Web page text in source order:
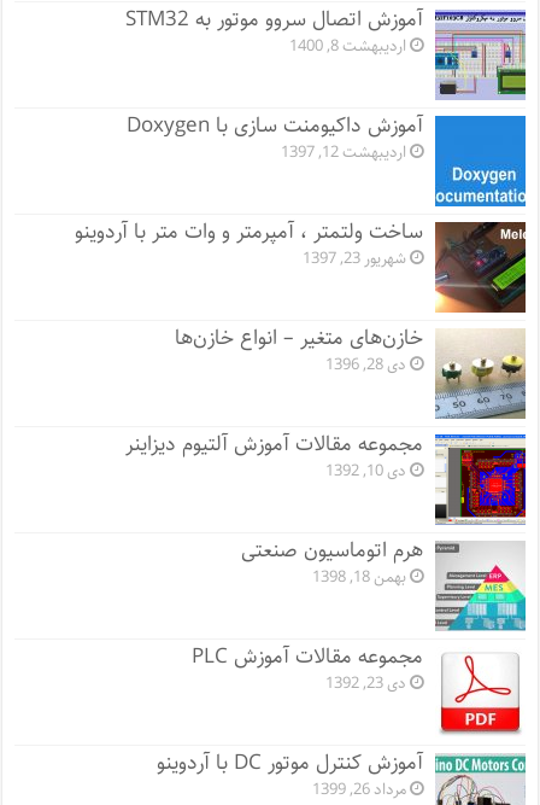
آموزش اتصال سروو موتور به STM32
اردیبهشت 8, 1400
آموزش داکیومنت سازی با Doxygen
اردیبهشت 12, 1397
ساخت ولتمتر ، آمپرمتر و وات متر با آردوینو
شهریور 23, 1397
خازن‌های متغیر – انواع خازن‌ها
دی 28, 1396
مجموعه مقالات آموزش آلتیوم دیزاینر
دی 10, 1392
هرم اتوماسیون صنعتی
بهمن 18, 1398
مجموعه مقالات آموزش PLC
دی 23, 1392
آموزش کنترل موتور DC با آردوینو
مرداد 26, 1399